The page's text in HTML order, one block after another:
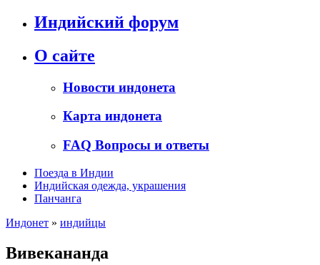
Индийский форум
О сайте
Новости индонета
Карта индонета
FAQ Вопросы и ответы
Поезда в Индии
Индийская одежда, украшения
Панчанга
Индонет » индийцы
Вивекананда